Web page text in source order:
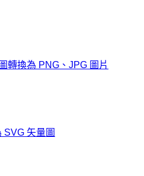
轉換為 PNG、JPG 圖片
SVG 矢量圖